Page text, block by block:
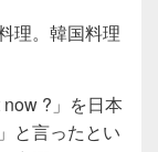
理。韓国料理
?」を日本
と言ったとい